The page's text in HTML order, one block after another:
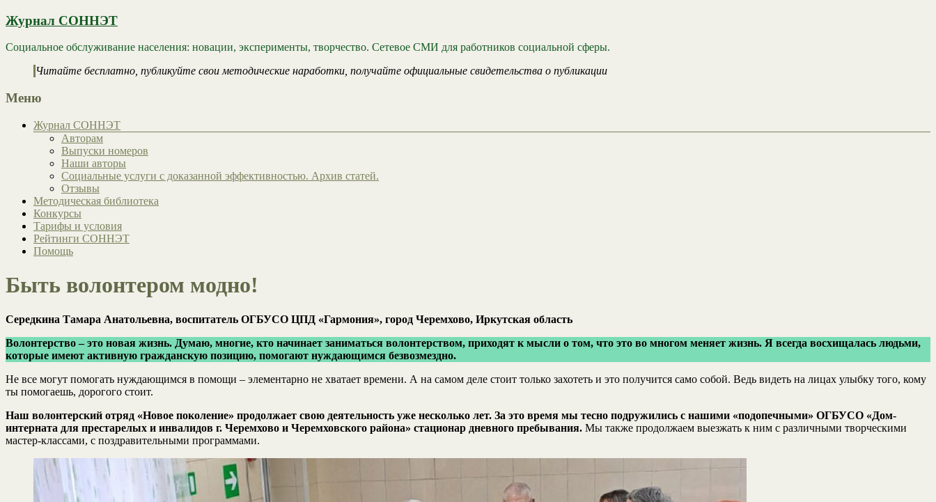
Журнал СОННЭТ
Социальное обслуживание населения: новации, эксперименты, творчество. Сетевое СМИ для работников социальной сферы.
Читайте бесплатно, публикуйте свои методические наработки, получайте официальные свидетельства о публикации
Меню
Журнал СОННЭТ
Авторам
Выпуски номеров
Наши авторы
Социальные услуги с доказанной эффективностью. Архив статей.
Отзывы
Методическая библиотека
Конкурсы
Тарифы и условия
Рейтинги СОННЭТ
Помощь
Быть волонтером модно!
Середкина Тамара Анатольевна, воспитатель ОГБУСО ЦПД «Гармония», город Черемхово, Иркутская область
Волонтерство – это новая жизнь. Думаю, многие, кто начинает заниматься волонтерством, приходят к мысли о том, что это во многом меняет жизнь. Я всегда восхищалась людьми,
которые имеют активную гражданскую позицию, помогают нуждающимся безвозмездно.
Не все могут помогать нуждающимся в помощи – элементарно не хватает времени. А на самом деле стоит только захотеть и это получится само собой. Ведь видеть на лицах улыбку того, кому
ты помогаешь, дорогого стоит.
Наш волонтерский отряд «Новое поколение» продолжает свою деятельность уже несколько лет. За это время мы тесно подружились с нашими «подопечными» ОГБУСО «Дом-
интерната для престарелых и инвалидов г. Черемхово и Черемховского района» стационар дневного пребывания. Мы также продолжаем выезжать к ним с различными творческими
мастер-классами, с поздравительными программами.